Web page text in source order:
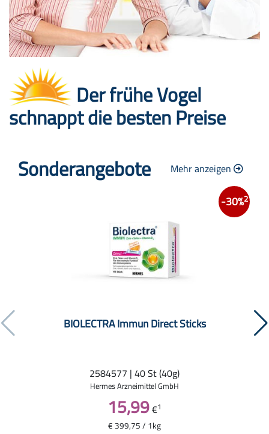
Der frühe Vogel
schnappt die besten Preise
Mehr anzeigen
Sonderangebote
-30%2
BIOLECTRA Immun Direct Sticks
2584577 | 40 St (40g)
Hermes Arzneimittel GmbH
15,99€1
€ 399,75 / 1kg